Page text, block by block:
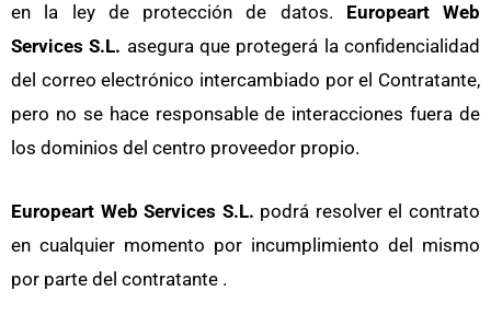
en la ley de protección de datos. Europeart Web
Services S.L. asegura que protegerá la confidencialidad
del correo electrónico intercambiado por el Contratante,
pero no se hace responsable de interacciones fuera de
los dominios del centro proveedor propio.
Europeart Web Services S.L. podrá resolver el contrato
en cualquier momento por incumplimiento del mismo
por parte del contratante .